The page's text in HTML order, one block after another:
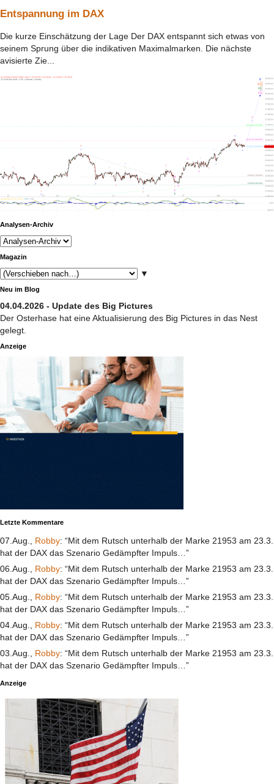
Entspannung im DAX
Die kurze Einschätzung der Lage Der DAX entspannt sich etwas von
seinem Sprung über die indikativen Maximalmarken. Die nächste
avisierte Zie...
Analysen-Archiv
Magazin
▼
Neu im Blog
04.04.2026 - Update des Big Pictures
Der Osterhase hat eine Aktualisierung des Big Pictures in das Nest
gelegt.
Anzeige
Letzte Kommentare
07.Aug., Robby: “Mit dem Rutsch unterhalb der Marke 21953 am 23.3.
hat der DAX das Szenario Gedämpfter Impuls…”
06.Aug., Robby: “Mit dem Rutsch unterhalb der Marke 21953 am 23.3.
hat der DAX das Szenario Gedämpfter Impuls…”
05.Aug., Robby: “Mit dem Rutsch unterhalb der Marke 21953 am 23.3.
hat der DAX das Szenario Gedämpfter Impuls…”
04.Aug., Robby: “Mit dem Rutsch unterhalb der Marke 21953 am 23.3.
hat der DAX das Szenario Gedämpfter Impuls…”
03.Aug., Robby: “Mit dem Rutsch unterhalb der Marke 21953 am 23.3.
hat der DAX das Szenario Gedämpfter Impuls…”
Anzeige